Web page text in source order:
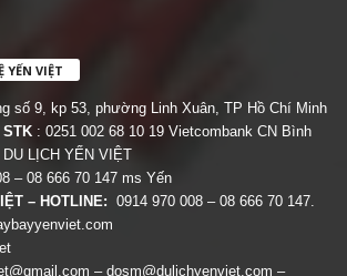
YẾN VIỆT
số 9, kp 53, phường Linh Xuân, TP Hồ Chí Minh
STK : 0251 002 68 10 19 Vietcombank CN Bình
LỊCH YẾN VIỆT
– 08 666 70 147 ms Yến
– HOTLINE: 0914 970 008 – 08 666 70 147.
– dosm@dulichyenviet.com –